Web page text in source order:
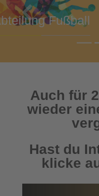
Previous
Auch für
wieder
Hast du
klicke